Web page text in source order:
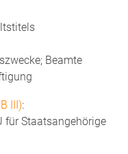
Beamte
III):
für Staatsangehörige